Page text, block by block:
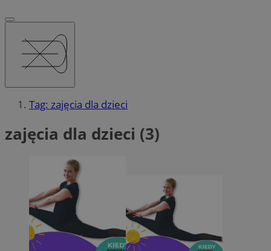
Tag: zajęcia dla dzieci
zajęcia dla dzieci (3)